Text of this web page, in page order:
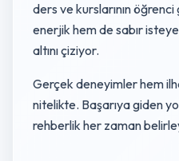
ders ve kurslarının
enerjik hem de sabır
altını çiziyor.
Gerçek deneyimler hem
nitelikte. Başarıya giden
rehberlik her zaman